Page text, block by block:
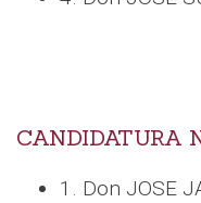
CANDIDATURA
1. Don JOSE